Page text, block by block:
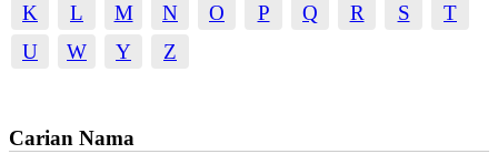
K
L M N O P Q R S
T
U
W Y Z
Carian Nama